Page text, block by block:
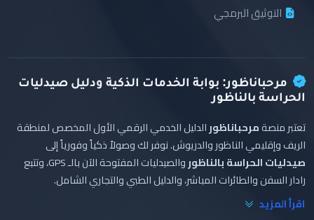
التوثيق البرمجي
مرحباناظور: بوابة الخدمات الذكية ودليل صيدليات
الحراسة بالناظور
تعتبر منصةمرحباناظورالدليل الخدمي الرقمي الأول المخصص لمنطقة
الريف وإقليمي الناظور والدريوش. نوفر لك وصولاً ذكياً وفورياً إلى
صيدليات الحراسة بالناظور
والصيدليات المفتوحة الآن بالـ GPS، وتتبع
رادار السفن والطائرات المباشر، والدليل الطبي والتجاري الشامل.
اقرأ المزيد